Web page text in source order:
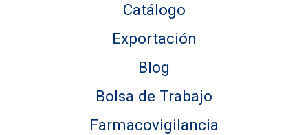
Catálogo
Exportación
Blog
Bolsa de Trabajo
Farmacovigilancia